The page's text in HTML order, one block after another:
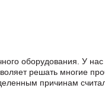
оборудования. У
решать многие
причинам